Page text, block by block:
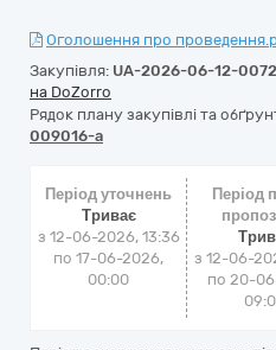
Оголошення про
Закупівля: UA-2026-06-12-
на DoZorro
Рядок плану закупівлі та
009016-a
Період уточнень
Триває
з 12-06-2026, 13:36
по 17-06-2026,
00:00
Період
з 12-06-
по 20-